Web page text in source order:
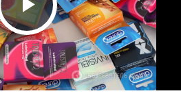
Play Video